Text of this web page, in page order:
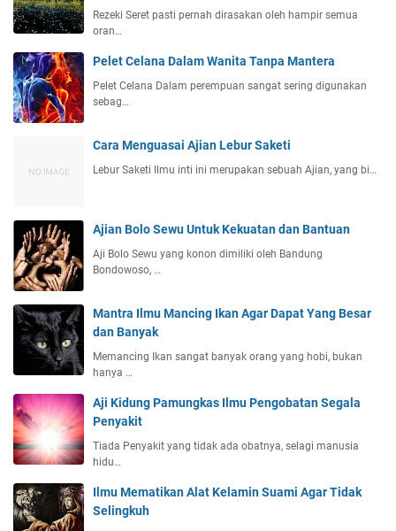
Rezeki Seret pasti pernah dirasakan oleh hampir semua
oran…
Pelet Celana Dalam Wanita Tanpa Mantera
Pelet Celana Dalam perempuan sangat sering digunakan
sebag…
Cara Menguasai Ajian Lebur Saketi
Lebur Saketi Ilmu inti ini merupakan sebuah Ajian, yang bi…
Ajian Bolo Sewu Untuk Kekuatan dan Bantuan
Aji Bolo Sewu yang konon dimiliki oleh Bandung
Bondowoso, …
Mantra Ilmu Mancing Ikan Agar Dapat Yang Besar
dan Banyak
Memancing Ikan sangat banyak orang yang hobi, bukan
hanya …
Aji Kidung Pamungkas Ilmu Pengobatan Segala
Penyakit
Tiada Penyakit yang tidak ada obatnya, selagi manusia
hidu…
Ilmu Mematikan Alat Kelamin Suami Agar Tidak
Selingkuh